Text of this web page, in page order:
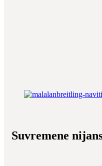
Suvremene